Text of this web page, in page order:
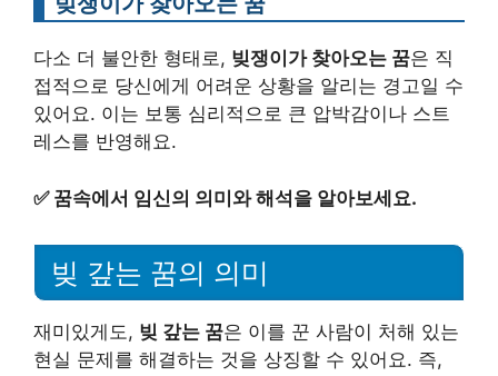
다소 더 불안한 형태로, 빚쟁이가 찾아오는 꿈은 직
접적으로 당신에게 어려운 상황을 알리는 경고일 수
있어요. 이는 보통 심리적으로 큰 압박감이나 스트
레스를 반영해요.
✅ 꿈속에서 임신의 의미와 해석을 알아보세요.
빚 갚는 꿈의 의미
재미있게도, 빚 갚는 꿈은 이를 꾼 사람이 처해 있는
현실 문제를 해결하는 것을 상징할 수 있어요. 즉,